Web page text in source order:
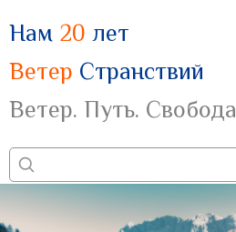
Нам 20 лет
Ветер Странствий
Ветер. Путь. Свобода